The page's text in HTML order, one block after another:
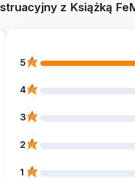
z Książką
5
4
3
2
1